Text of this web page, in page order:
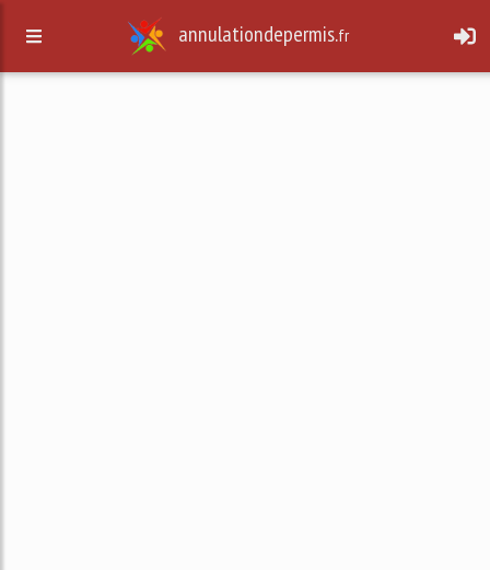
annulationdepermis.fr